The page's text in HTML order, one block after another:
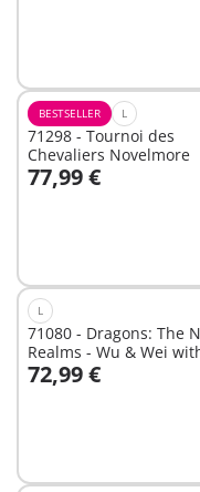
BESTSELLER L
71298 - Tournoi des
Chevaliers Novelmore
77,99 €
L
71080 - Dragons: The
Realms - Wu & Wei
Jun
72,99 €